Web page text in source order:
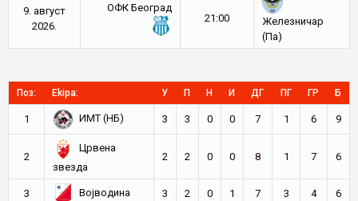
9. август
2026.
ОФК Београд
21:00
Железничар
(Па)
Поз: Ekipa: У П Н И ДГ ПГ ГР Б
1 ИМТ (НБ) 3 3 0 0 7 1 6 9
2
Црвена
звезда
2 2 0 0 8 1 7 6
3 Војводина 3 2 0 1 7 3 4 6